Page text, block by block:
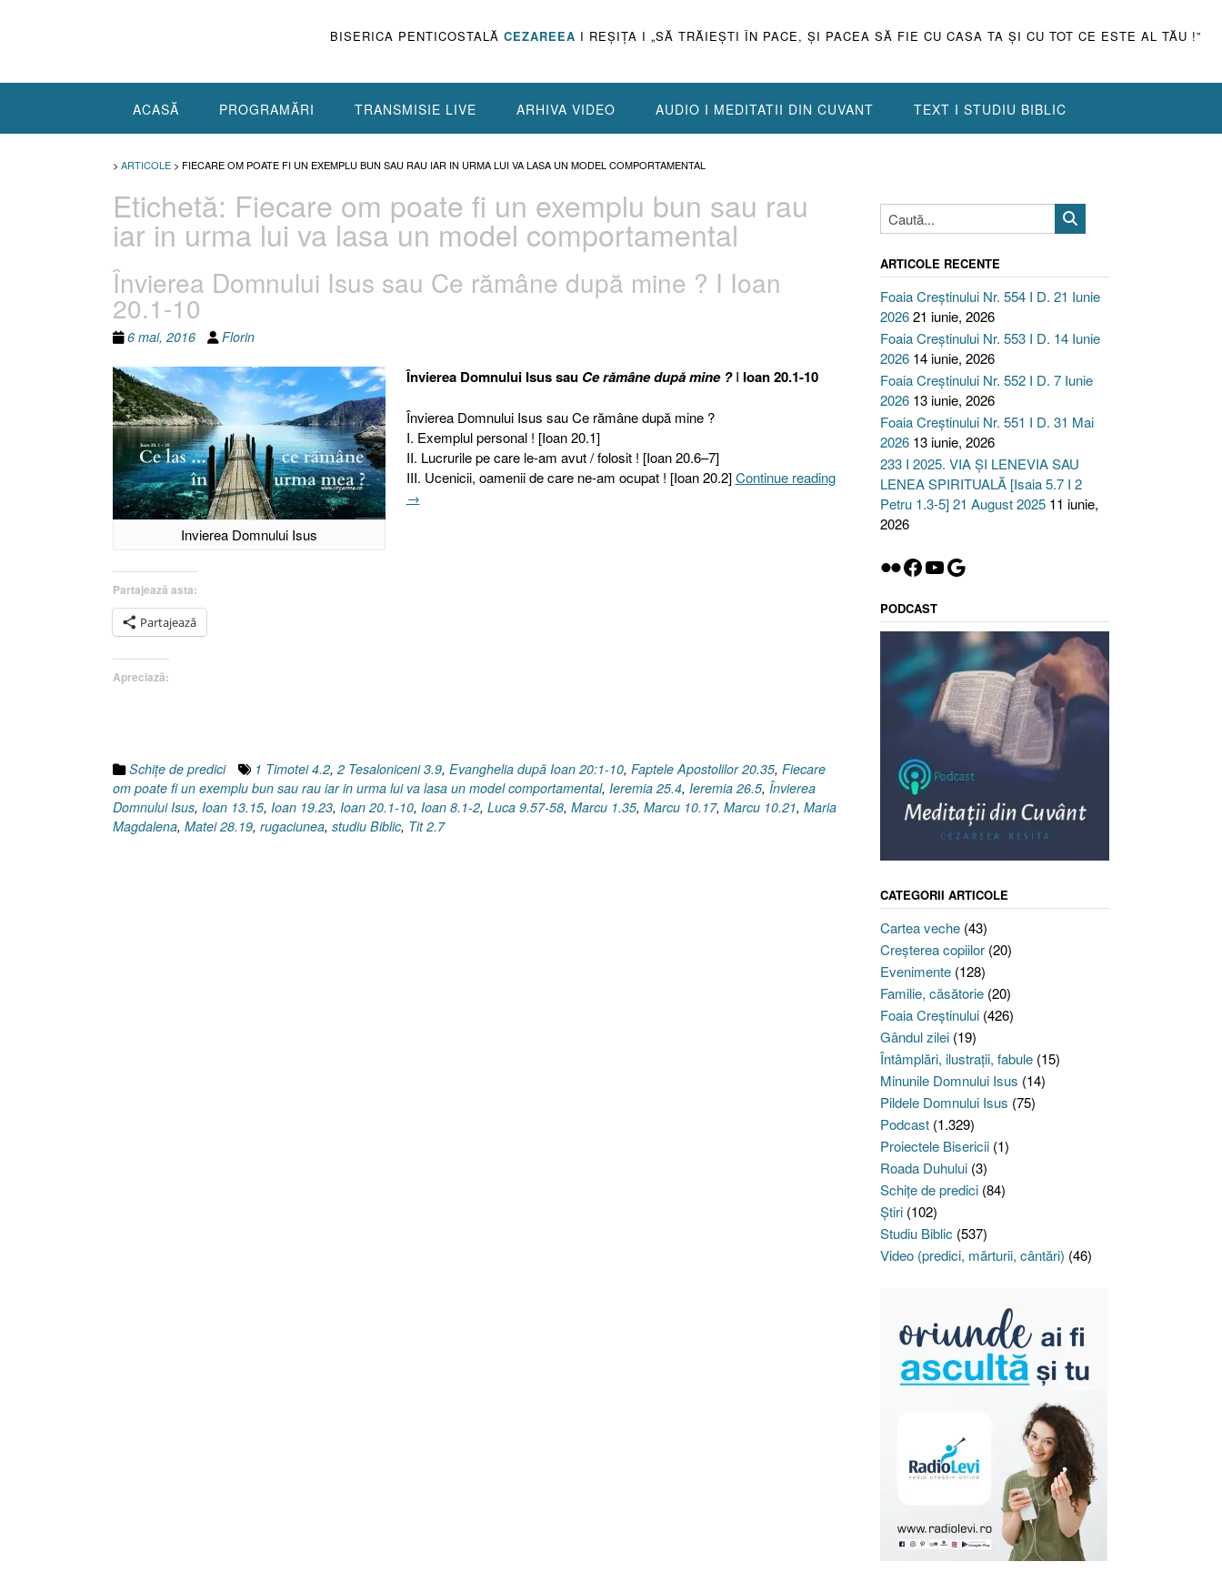
BISERICA PENTICOSTALĂ CEZAREEA I REŞIŢA I „SĂ TRĂIEŞTI ÎN PACE, ŞI PACEA SĂ FIE CU CASA TA ŞI CU TOT CE ESTE AL TĂU !”
ACASĂ PROGRAMĂRI TRANSMISIE LIVE ARHIVA VIDEO AUDIO I MEDITATII DIN CUVANT TEXT I STUDIU BIBLIC
> ARTICOLE > FIECARE OM POATE FI UN EXEMPLU BUN SAU RAU IAR IN URMA LUI VA LASA UN MODEL COMPORTAMENTAL
Etichetă: Fiecare om poate fi un exemplu bun sau rau
iar in urma lui va lasa un model comportamental
Învierea Domnului Isus sau Ce rămâne după mine ? I Ioan
20.1-10
6 mai, 2016 Florin
Invierea Domnului Isus
Învierea Domnului Isus sau Ce rămâne după mine ?I Ioan 20.1-10
Învierea Domnului Isus sau Ce rămâne după mine ?
I. Exemplul personal ! [Ioan 20.1]
II. Lucrurile pe care le-am avut / folosit ! [Ioan 20.6–7]
III. Ucenicii, oamenii de care ne-am ocupat ! [Ioan 20.2]Continue reading„Învierea
Domnului
→
Partajează asta:
Partajează
Apreciază:
Schiţe de predici 1 Timotei 4.2, 2 Tesaloniceni 3.9, Evanghelia după Ioan 20:1-10, Faptele Apostolilor 20.35, Fiecare
om poate fi un exemplu bun sau rau iar in urma lui va lasa un model comportamental, Ieremia 25.4, Ieremia 26.5, Învierea
Domnului Isus, Ioan 13.15, Ioan 19.23, Ioan 20.1-10, Ioan 8.1-2, Luca 9.57-58, Marcu 1.35, Marcu 10.17, Marcu 10.21, Maria
Magdalena, Matei 28.19, rugaciunea, studiu Biblic, Tit 2.7
ARTICOLE RECENTE
Foaia Creștinului Nr. 554 I D. 21 Iunie
202621 iunie, 2026
Foaia Creștinului Nr. 553 I D. 14 Iunie
2026 14 iunie, 2026
Foaia Creștinului Nr. 552 I D. 7 Iunie
2026 13 iunie, 2026
Foaia Creștinului Nr. 551 I D. 31 Mai
2026 13 iunie, 2026
233 I 2025. VIA ȘI LENEVIA SAU
LENEA SPIRITUALĂ [Isaia 5.7 I 2
Petru 1.3-5] 21 August 2025 11 iunie,
2026
Flickr
Facebook
YouTube
Google
PODCAST
CATEGORII ARTICOLE
Cartea veche(43)
Creşterea copiilor(20)
Evenimente(128)
Familie, căsătorie(20)
Foaia Creştinului(426)
Gândul zilei(19)
Întâmplări, ilustraţii, fabule(15)
Minunile Domnului Isus (14)
Pildele Domnului Isus (75)
Podcast(1.329)
Proiectele Bisericii(1)
Roada Duhului(3)
Schiţe de predici(84)
Ştiri(102)
Studiu Biblic (537)
Video (predici, mărturii, cântări) (46)